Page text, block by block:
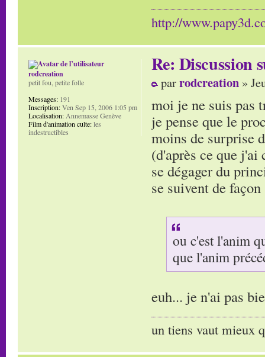
http://
Re: Discussion
parrodcreation »
moi je ne suis pas
je pense que le
moins de surprise
(d'après ce que
se dégager du
se suivent de
ou c'est l'anim
que l'anim
euh... je n'ai pas
un tiens vaut mieux
rodcreation
petit fou, petite folle
Messages: 191
Inscription:Ven Sep 15, 2006 1:05 pm
Localisation: Annemasse Genève
Film d'animation culte:les
indestructibles